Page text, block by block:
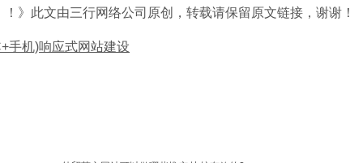
》此文由三行网络公司原创，转载请保留原文链接，谢谢！
手机)响应式网站建设